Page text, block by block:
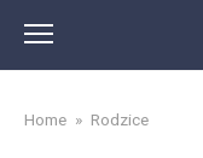
content
Home » Rodzice